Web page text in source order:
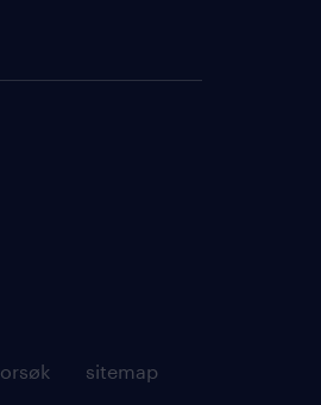
sitemap